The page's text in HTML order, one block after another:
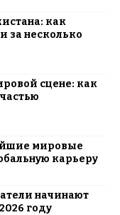
как
за несколько
сцене: как
мировые
карьеру
начинают
году